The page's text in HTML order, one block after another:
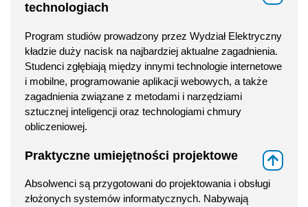
technologiach
Program studiów prowadzony przez Wydział Elektryczny
kładzie duży nacisk na najbardziej aktualne zagadnienia.
Studenci zgłębiają między innymi technologie internetowe
i mobilne, programowanie aplikacji webowych, a także
zagadnienia związane z metodami i narzędziami
sztucznej inteligencji oraz technologiami chmury
obliczeniowej.
Praktyczne umiejętności projektowe
Absolwenci są przygotowani do projektowania i obsługi
złożonych systemów informatycznych. Nabywają